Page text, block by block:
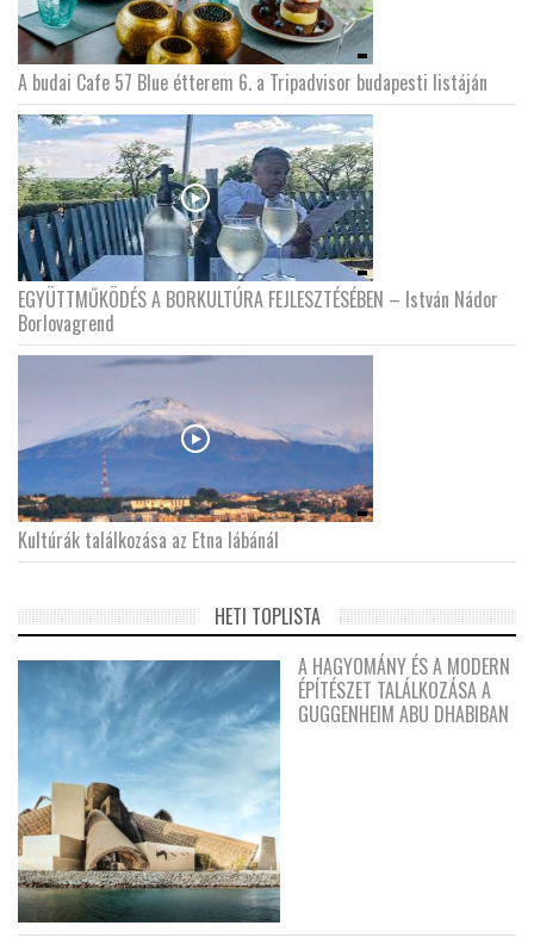
A budai Cafe 57 Blue étterem 6. a Tripadvisor budapesti listáján
EGYÜTTMŰKÖDÉS A BORKULTÚRA FEJLESZTÉSÉBEN – István Nádor
Borlovagrend
Kultúrák találkozása az Etna lábánál
HETI TOPLISTA
A HAGYOMÁNY ÉS A MODERN
ÉPÍTÉSZET TALÁLKOZÁSA A
GUGGENHEIM ABU DHABIBAN